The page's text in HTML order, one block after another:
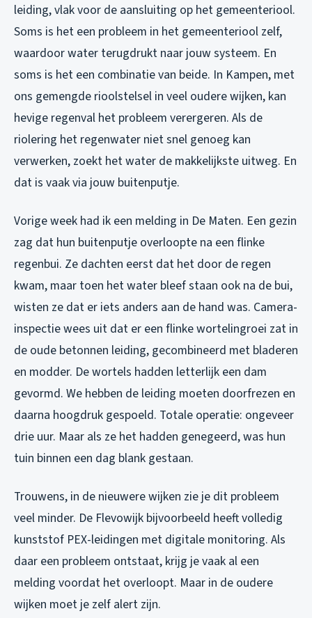
leiding, vlak voor de aansluiting op het gemeenteriool.
Soms is het een probleem in het gemeenteriool zelf,
waardoor water terugdrukt naar jouw systeem. En
soms is het een combinatie van beide. In Kampen, met
ons gemengde rioolstelsel in veel oudere wijken, kan
hevige regenval het probleem verergeren. Als de
riolering het regenwater niet snel genoeg kan
verwerken, zoekt het water de makkelijkste uitweg. En
dat is vaak via jouw buitenputje.
Vorige week had ik een melding in De Maten. Een gezin
zag dat hun buitenputje overloopte na een flinke
regenbui. Ze dachten eerst dat het door de regen
kwam, maar toen het water bleef staan ook na de bui,
wisten ze dat er iets anders aan de hand was. Camera-
inspectie wees uit dat er een flinke wortelingroei zat in
de oude betonnen leiding, gecombineerd met bladeren
en modder. De wortels hadden letterlijk een dam
gevormd. We hebben de leiding moeten doorfrezen en
daarna hoogdruk gespoeld. Totale operatie: ongeveer
drie uur. Maar als ze het hadden genegeerd, was hun
tuin binnen een dag blank gestaan.
Trouwens, in de nieuwere wijken zie je dit probleem
veel minder. De Flevowijk bijvoorbeeld heeft volledig
kunststof PEX-leidingen met digitale monitoring. Als
daar een probleem ontstaat, krijg je vaak al een
melding voordat het overloopt. Maar in de oudere
wijken moet je zelf alert zijn.